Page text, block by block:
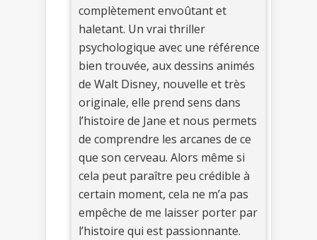
complètement envoûtant et
haletant. Un vrai thriller
psychologique avec une référence
bien trouvée, aux dessins animés
de Walt Disney, nouvelle et très
originale, elle prend sens dans
l’histoire de Jane et nous permets
de comprendre les arcanes de ce
que son cerveau. Alors même si
cela peut paraître peu crédible à
certain moment, cela ne m’a pas
empêche de me laisser porter par
l’histoire qui est passionnante.